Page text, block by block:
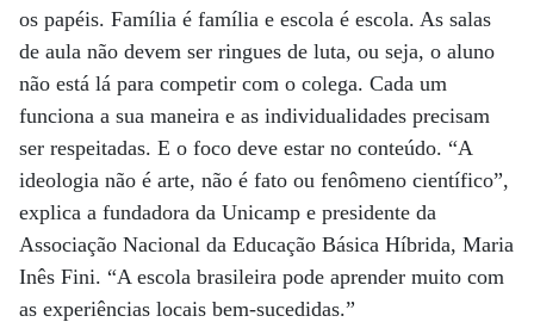
os papéis. Família é família e escola é escola. As salas
de aula não devem ser ringues de luta, ou seja, o aluno
não está lá para competir com o colega. Cada um
funciona a sua maneira e as individualidades precisam
ser respeitadas. E o foco deve estar no conteúdo. “A
ideologia não é arte, não é fato ou fenômeno científico”,
explica a fundadora da Unicamp e presidente da
Associação Nacional da Educação Básica Híbrida, Maria
Inês Fini. “A escola brasileira pode aprender muito com
as experiências locais bem-sucedidas.”